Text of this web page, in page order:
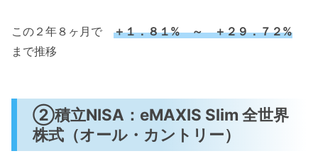
この２年８ヶ月で
＋１．８１% ～ ＋２９．７２%
まで推移
➁積立NISA：eMAXIS Slim 全世界
株式（オール・カントリー）